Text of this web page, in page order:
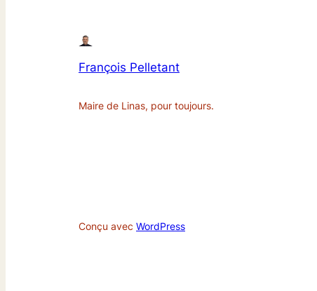
François Pelletant
Maire de Linas, pour toujours.
Conçu avec WordPress